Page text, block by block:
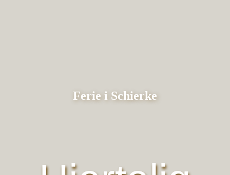
Ferie i Schierke